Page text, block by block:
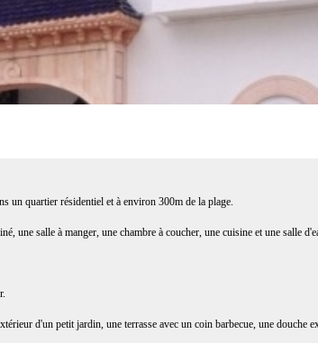
un quartier résidentiel et à environ 300m de la plage.
une salle à manger, une chambre à coucher, une cuisine et une salle
d'un petit jardin, une terrasse avec un coin barbecue, une douche